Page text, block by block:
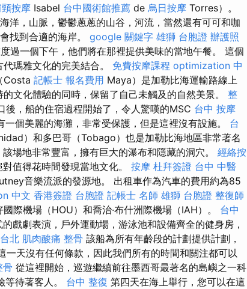
按摩 Isabel 台中國術館推薦 de 烏日按摩 Torres）。
洋，山脈，鬱鬱蔥蔥的山谷，河流，當然還有可可和咖
找到合適的海岸。 google 關鍵字 雄獅 台胞證 辦護照
過一個下午，他們將在那裡提供美味的當地午餐。 這個
瑪雅文化的完美結合。 免費按摩課程 optimization 中
Costa 記帳士 報名費用 Maya）是加勒比海運輸路線上
文化體驗的同時，保留了自己未觸及的自然美景。 整
後，船的住宿過程開始了，令人驚嘆的MSC 台中 按摩
個美麗的海灘，非常受保護，但是這裡沒有設施。 台
）和多巴哥（Tobago）也是加勒比海地區非常著名
該場地非常豐富，擁有巨大的瀑布和隱藏的洞穴。 經絡按
值得花時間發現當地文化。 按摩 杜拜簽證 台中 中醫
音樂流派的發源地。 出租車作為汽車的費用約為85
中文 香港簽證 台胞證 記帳士 名師 雄獅 台胞證 整復師
際機場（HOU）和喬治·布什洲際機場（IAH）。 台中
戲劇表演，戶外運動場，游泳池和設備齊全的健身房，
北 肌肉酸痛 整骨 該船為所有年齡段的計劃提供計劃，
天沒有任何條款，因此我們所有的時間和關注都可以
骨 從這裡開始，巡遊繼續前往墨西哥最著名的島嶼之一科
待著客人。 台中 整復 第四天在海上舉行，您可以在這